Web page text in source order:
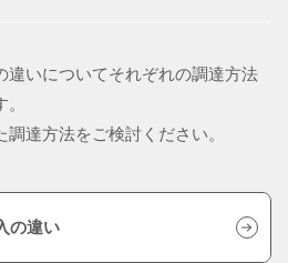
違いについてそれぞれの調達方法
達方法をご検討ください。
の違い